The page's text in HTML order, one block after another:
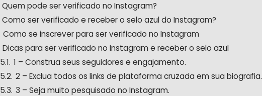
Quem pode ser verificado no Instagram?
Como ser verificado e receber o selo azul do Instagram?
Como se inscrever para ser verificado no Instagram
Dicas para ser verificado no Instagram e receber o selo azul
5.1. 1 – Construa seus seguidores e engajamento.
5.2. 2 – Exclua todos os links de plataforma cruzada em sua biografia.
5.3. 3 – Seja muito pesquisado no Instagram.